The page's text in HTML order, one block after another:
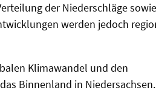
der Niederschläge
werden jedoch
Klimawandel und den
Binnenland in